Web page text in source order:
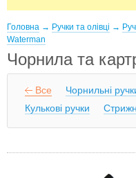
Головна → Ручки та олівці →
Waterman
Чорнила та
Все Чорнильні
Кулькові ручки